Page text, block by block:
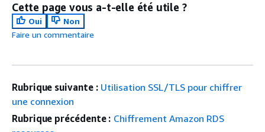
Cette page vous a-t-elle été utile ?
Oui
Non
Faire un commentaire
Rubrique suivante : Utilisation SSL/TLS pour chiffrer
une connexion
Rubrique précédente : Chiffrement Amazon RDS